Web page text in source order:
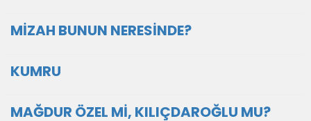
MİZAH BUNUN NERESİNDE?
KUMRU
MAĞDUR ÖZEL Mİ, KILIÇDAROĞLU MU?